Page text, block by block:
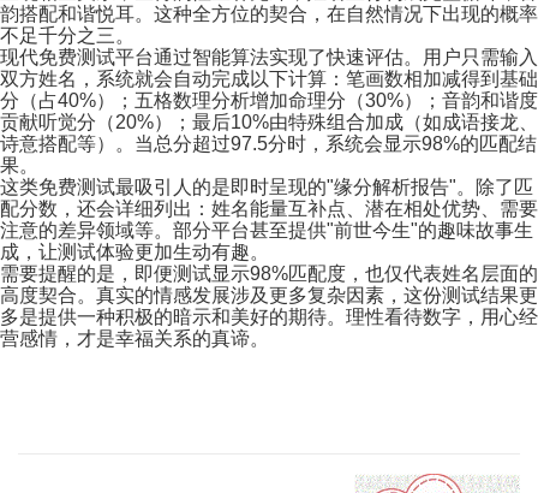
韵搭配和谐悦耳。这种全方位的契合，在自然情况下出现的概率
不足千分之三。
现代免费测试平台通过智能算法实现了快速评估。用户只需输入
双方姓名，系统就会自动完成以下计算：笔画数相加减得到基础
分（占40%）；五格数理分析增加命理分（30%）；音韵和谐度
贡献听觉分（20%）；最后10%由特殊组合加成（如成语接龙、
诗意搭配等）。当总分超过97.5分时，系统会显示98%的匹配结
果。
这类免费测试最吸引人的是即时呈现的"缘分解析报告"。除了匹
配分数，还会详细列出：姓名能量互补点、潜在相处优势、需要
注意的差异领域等。部分平台甚至提供"前世今生"的趣味故事生
成，让测试体验更加生动有趣。
需要提醒的是，即便测试显示98%匹配度，也仅代表姓名层面的
高度契合。真实的情感发展涉及更多复杂因素，这份测试结果更
多是提供一种积极的暗示和美好的期待。理性看待数字，用心经
营感情，才是幸福关系的真谛。